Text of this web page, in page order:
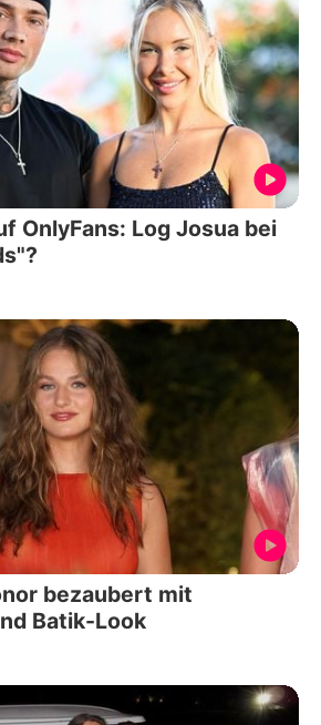
OnlyFans: Log Josua bei
bezaubert mit
Batik-Look